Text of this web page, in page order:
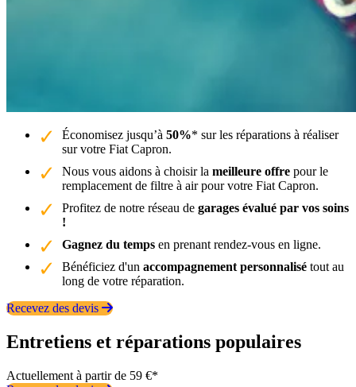
Économisez jusqu’à 50%* sur les réparations à réaliser
sur votre Fiat Capron.
Nous vous aidons à choisir la meilleure offre pour le
remplacement de filtre à air pour votre Fiat Capron.
Profitez de notre réseau de garages évalué par vos soins
!
Gagnez du temps en prenant rendez-vous en ligne.
Bénéficiez d'un accompagnement personnalisé tout au
long de votre réparation.
Recevez des devis
Entretiens et réparations populaires
Actuellement à partir de 59 €*